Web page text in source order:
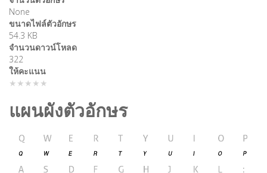
None
ขนาดไฟล์ตัวอักษร
54.3 KB
จำนวนดาวน์โหลด
322
ให้คะแนน
★★★★★
แผนผังตัวอักษร